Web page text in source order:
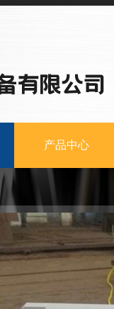
产品中心